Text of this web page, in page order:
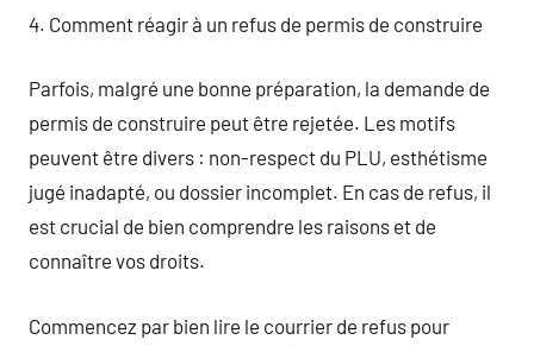
4. Comment réagir à un refus de permis de construire
Parfois, malgré une bonne préparation, la demande de
permis de construire peut être rejetée. Les motifs
peuvent être divers : non-respect du PLU, esthétisme
jugé inadapté, ou dossier incomplet. En cas de refus, il
est crucial de bien comprendre les raisons et de
connaître vos droits.
Commencez par bien lire le courrier de refus pour